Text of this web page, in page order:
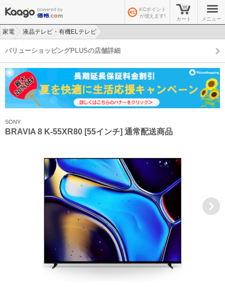
KCポイント
が使えます!
カート メニュー
家電
液晶テレビ・有機ELテレビ
バリューショッピングPLUSの店舗詳細
SONY
BRAVIA 8 K-55XR80 [55インチ] 通常配送商品